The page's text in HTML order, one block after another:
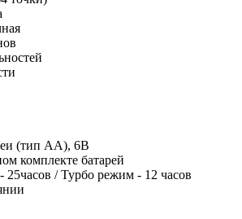
(тип АА), 6В
комплекте батарей
/ Турбо режим - 12 часов